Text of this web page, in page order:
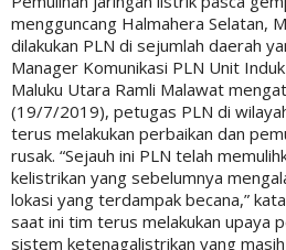
mengguncang Halmahera Selatan,
dilakukan PLN di sejumlah daerah
Manager Komunikasi PLN Unit
Maluku Utara Ramli Malawat
(19/7/2019), petugas PLN di
terus melakukan perbaikan dan
rusak. “Sejauh ini PLN telah
kelistrikan yang sebelumnya
lokasi yang terdampak becana,”
saat ini tim terus melakukan upaya
sistem ketenagalistrikan yang